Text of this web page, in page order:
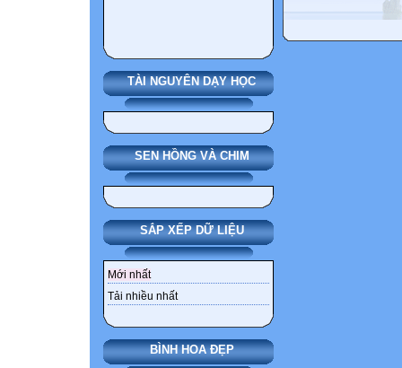
TÀI NGUYÊN DẠY HỌC
SEN HỒNG VÀ CHIM
SẮP XẾP DỮ LIỆU
Mới nhất
Tải nhiều nhất
BÌNH HOA ĐẸP